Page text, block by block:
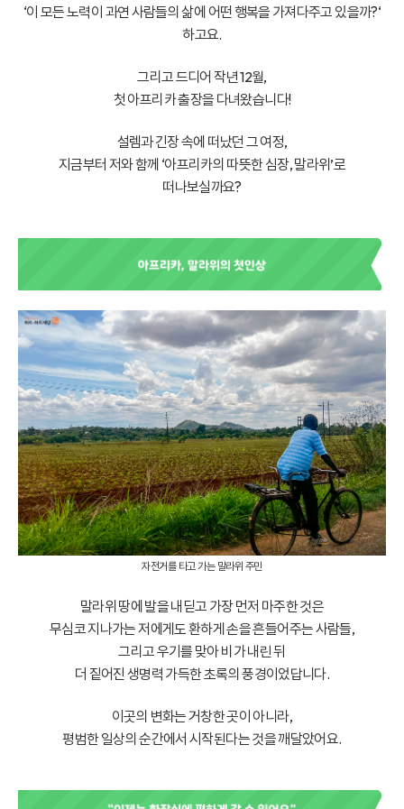
‘이 모든 노력이 과연 사람들의 삶에 어떤 행복을 가져다주고 있을까?‘
하고요.
그리고 드디어 작년 12월,
첫 아프리카 출장을 다녀왔습니다!
설렘과 긴장 속에 떠났던 그 여정,
지금부터 저와 함께 ‘아프리카의 따뜻한 심장, 말라위’로
떠나보실까요?
자전거를 타고 가는 말라위 주민
말라위 땅에 발을 내딛고 가장 먼저 마주한 것은
무심코 지나가는 저에게도 환하게 손을 흔들어주는 사람들,
그리고 우기를 맞아 비가 내린 뒤
더 짙어진 생명력 가득한 초록의 풍경이었답니다.
이곳의 변화는 거창한 곳이 아니라,
평범한 일상의 순간에서 시작된다는 것을 깨달았어요.